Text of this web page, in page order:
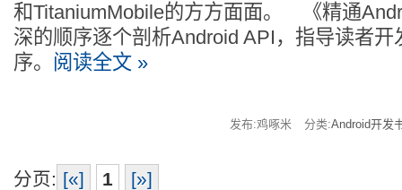
和TitaniumMobile的方方面面。 《精通
深的顺序逐个剖析Android API，指导读者开
序。 阅读全文 »
发布:鸡啄米 分类:Android开发
分页: [«] 1 [»]